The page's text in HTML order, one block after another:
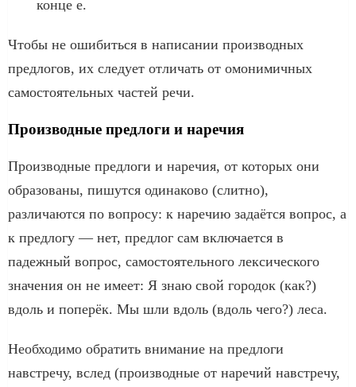
конце е.
Чтобы не ошибиться в написании производных
предлогов, их следует отличать от омонимичных
самостоятельных частей речи.
Производные предлоги и наречия
Производные предлоги и наречия, от которых они
образованы, пишутся одинаково (слитно),
различаются по вопросу: к наречию задаётся вопрос, а
к предлогу — нет, предлог сам включается в
падежный вопрос, самостоятельного лексического
значения он не имеет: Я знаю свой городок (как?)
вдоль и поперёк. Мы шли вдоль (вдоль чего?) леса.
Необходимо обратить внимание на предлоги
навстречу, вслед (производные от наречий навстречу,